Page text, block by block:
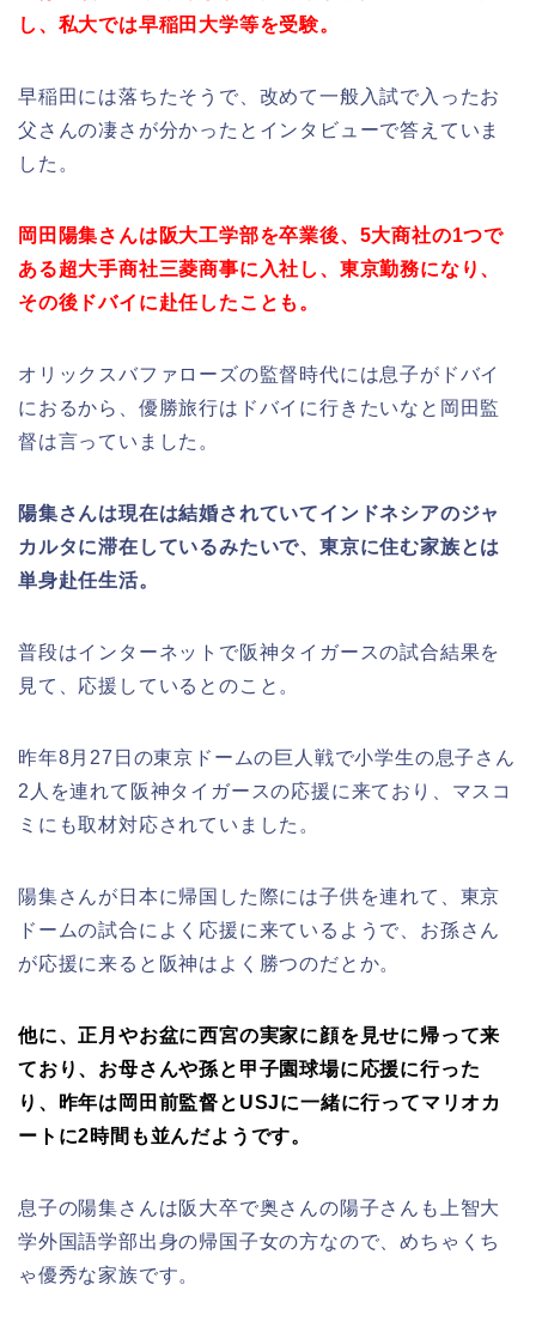
し、私大では早稲田大学等を受験。
早稲田には落ちたそうで、改めて一般入試で入ったお
父さんの凄さが分かったとインタビューで答えていま
した。
岡田陽集さんは阪大工学部を卒業後、5大商社の1つで
ある超大手商社三菱商事に入社し、東京勤務になり、
その後ドバイに赴任したことも。
オリックスバファローズの監督時代には息子がドバイ
におるから、優勝旅行はドバイに行きたいなと岡田監
督は言っていました。
陽集さんは現在は結婚されていてインドネシアのジャ
カルタに滞在しているみたいで、東京に住む家族とは
単身赴任生活。
普段はインターネットで阪神タイガースの試合結果を
見て、応援しているとのこと。
昨年8月27日の東京ドームの巨人戦で小学生の息子さん
2人を連れて阪神タイガースの応援に来ており、マスコ
ミにも取材対応されていました。
陽集さんが日本に帰国した際には子供を連れて、東京
ドームの試合によく応援に来ているようで、お孫さん
が応援に来ると阪神はよく勝つのだとか。
他に、正月やお盆に西宮の実家に顔を見せに帰って来
ており、お母さんや孫と甲子園球場に応援に行った
り、昨年は岡田前監督とUSJに一緒に行ってマリオカ
ートに2時間も並んだようです。
息子の陽集さんは阪大卒で奥さんの陽子さんも上智大
学外国語学部出身の帰国子女の方なので、めちゃくち
ゃ優秀な家族です。